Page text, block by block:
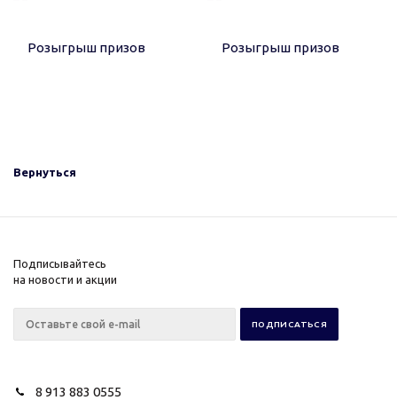
Вернуться
Подписывайтесь
на новости и акции
8 913 883 0555